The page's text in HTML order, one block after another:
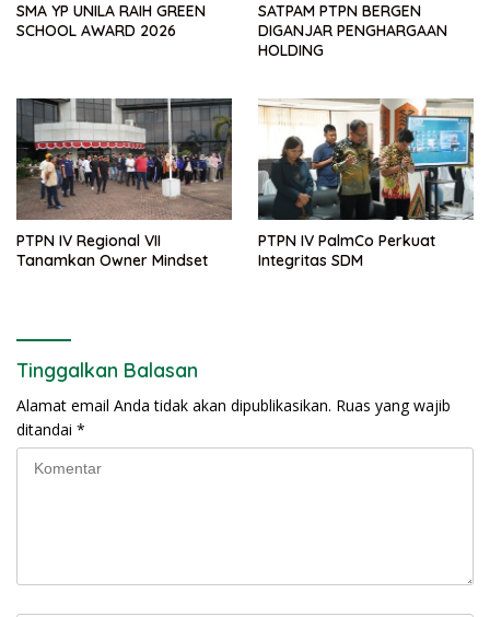
SMA YP UNILA RAIH GREEN
SCHOOL AWARD 2026
SATPAM PTPN BERGEN
DIGANJAR PENGHARGAAN
HOLDING
PTPN IV Regional VII
Tanamkan Owner Mindset
PTPN IV PalmCo Perkuat
Integritas SDM
Tinggalkan Balasan
Alamat email Anda tidak akan dipublikasikan. Ruas yang wajib
ditandai *